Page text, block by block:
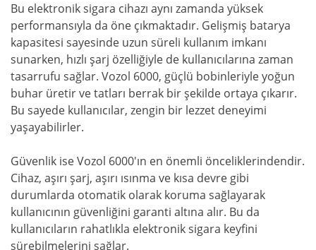
Bu elektronik sigara cihazı aynı zamanda yüksek
performansıyla da öne çıkmaktadır. Gelişmiş batarya
kapasitesi sayesinde uzun süreli kullanım imkanı
sunarken, hızlı şarj özelliğiyle de kullanıcılarına zaman
tasarrufu sağlar. Vozol 6000, güçlü bobinleriyle yoğun
buhar üretir ve tatları berrak bir şekilde ortaya çıkarır.
Bu sayede kullanıcılar, zengin bir lezzet deneyimi
yaşayabilirler.
Güvenlik ise Vozol 6000'ın en önemli önceliklerindendir.
Cihaz, aşırı şarj, aşırı ısınma ve kısa devre gibi
durumlarda otomatik olarak koruma sağlayarak
kullanıcının güvenliğini garanti altına alır. Bu da
kullanıcıların rahatlıkla elektronik sigara keyfini
sürebilmelerini sağlar.